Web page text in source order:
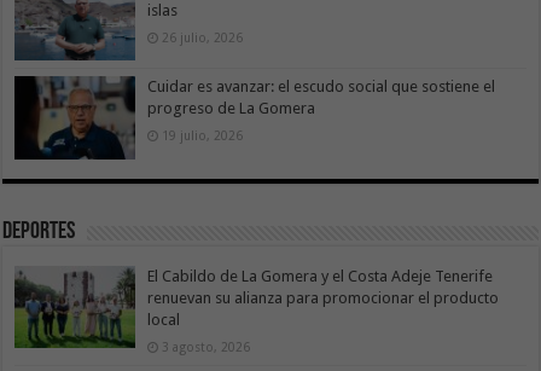
islas
26 julio, 2026
Cuidar es avanzar: el escudo social que sostiene el
progreso de La Gomera
19 julio, 2026
Deportes
El Cabildo de La Gomera y el Costa Adeje Tenerife
renuevan su alianza para promocionar el producto
local
3 agosto, 2026